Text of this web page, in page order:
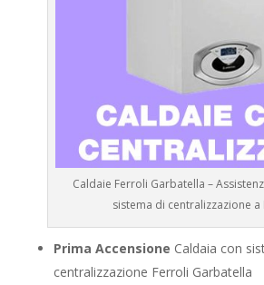
Caldaie Ferroli Garbatella –
sistema di centralizzazione a
Prima Accensione Caldaia con
centralizzazione Ferroli Garbatella